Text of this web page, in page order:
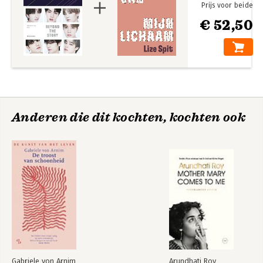
BTS tot in detail begrepen kan worden.
Voeg daar nog een tijdlijn van alle mijlpalen tot nu aan toe, en
het resultaat is een bijzonder archief – BEYOND THE STORY
vertelt álles over BTS in slechts één boek!
€ 52,50
Prijs voor beide
Anderen die dit kochten, kochten ook
Gabriele von Arnim Arundhati Roy